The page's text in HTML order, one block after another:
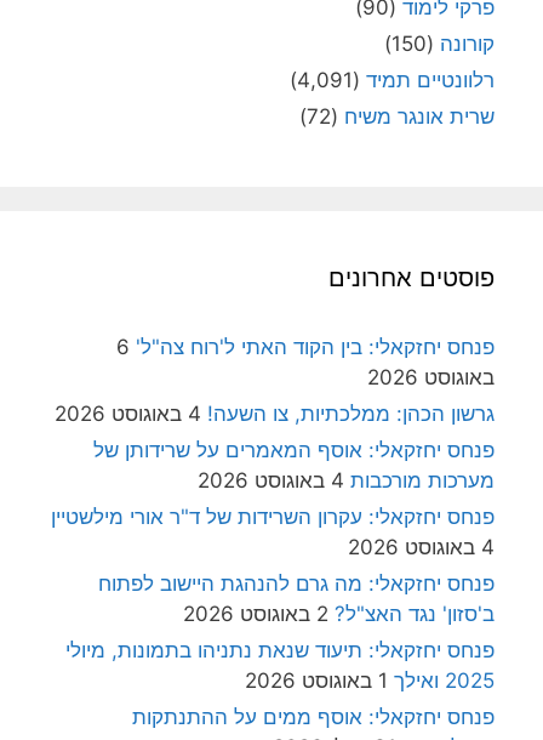
פרקי לימוד (90)
קורונה (150)
רלוונטיים תמיד (4,091)
שרית אונגר משיח (72)
פוסטים אחרונים
פנחס יחזקאלי: בין הקוד האתי ל'רוח צה"ל' 6
באוגוסט 2026
גרשון הכהן: ממלכתיות, צו השעה! 4 באוגוסט 2026
פנחס יחזקאלי: אוסף המאמרים על שרידותן של
מערכות מורכבות 4 באוגוסט 2026
פנחס יחזקאלי: עקרון השרידות של ד"ר אורי מילשטיין
4 באוגוסט 2026
פנחס יחזקאלי: מה גרם להנהגת היישוב לפתוח
ב'סזון' נגד האצ"ל? 2 באוגוסט 2026
פנחס יחזקאלי: תיעוד שנאת נתניהו בתמונות, מיולי
2025 ואילך
1 באוגוסט 2026
פנחס יחזקאלי: אוסף ממים על ההתנתקות